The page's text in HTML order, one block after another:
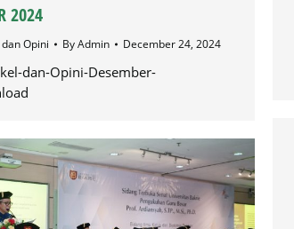
2024
Opini ByAdmin December 24, 2024
dan-Opini-Desember-